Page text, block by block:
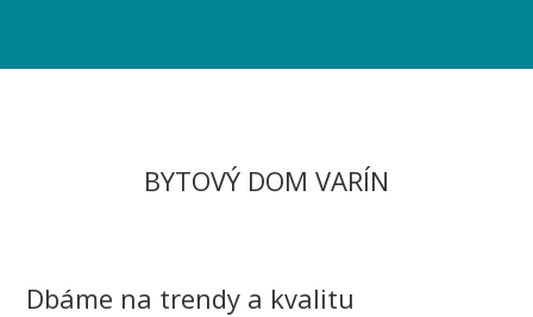
BYTOVÝ DOM VARÍN
Dbáme na trendy a kvalitu